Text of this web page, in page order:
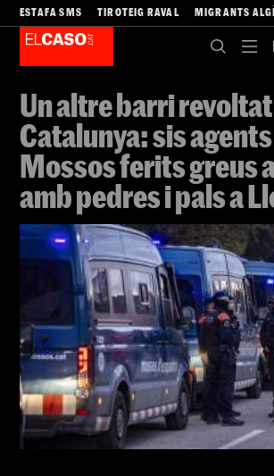
ESTAFA SMS TIROTEIG RAVAL MIGRANTS
Un altre barri
Catalunya: sis
Mossos ferits greus
amb pedres i pals a